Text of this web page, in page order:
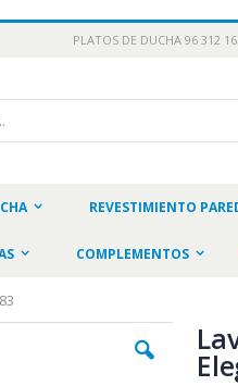
PLATOS DE DUCHA 96 312
REVESTIMIENTO
COMPLEMENTOS